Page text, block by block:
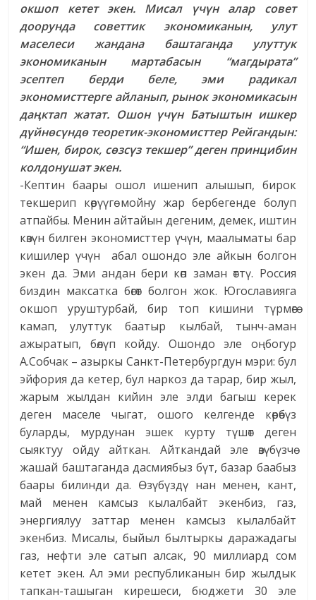
окшоп кетет экен. Мисал үчүн алар совет
доорунда советтик экономиканын, улут
маселеси жандана баштаганда улуттук
экономиканын мартабасын “магдырата”
эсептеп берди беле, эми радикал
экономисттерге айланып, рынок экономикасын
даңктап жатат. Ошон үчүн Батыштын ишкер
дүйнөсүндө теоретик-экономисттер Рейгандын:
“Ишен, бирок, сөзсүз текшер” деген принцибин
колдонушат экен.
-Кептин баары ошол ишенип алышып, бирок
текшерип көрүүгө мойну жар бербегенде болуп
атпайбы. Менин айтайын дегеним, демек, иштин
көзүн билген экономисттер үчүн, маалыматы бар
кишилер үчүн абал ошондо эле айкын болгон
экен да. Эми андан бери көп заман өттү. Россия
биздин максатка бөгөт болгон жок. Югославияга
окшоп уруштурбай, бир топ кишини түрмөгө
камап, улуттук баатыр кылбай, тынч-аман
ажыратып, бөлүп койду. Ошондо эле оңбогур
А.Собчак – азыркы Санкт-Петербургдун мэри: бул
эйфория да кетер, бул наркоз да тарар, бир жыл,
жарым жылдан кийин эле элди багыш керек
деген маселе чыгат, ошого келгенде көрөбүз
буларды, мурдунан эшек курту түшөт деген
сыяктуу ойду айткан. Айткандай эле өзүбүзчө
жашай баштаганда дасмиябыз бүт, базар баабыз
баары билинди да. Өзүбүздү нан менен, кант,
май менен камсыз кылалбайт экенбиз, газ,
энергиялуу заттар менен камсыз кылалбайт
экенбиз. Мисалы, быйыл былтыркы даражадагы
газ, нефти эле сатып алсак, 90 миллиард сом
кетет экен. Ал эми республиканын бир жылдык
тапкан-ташыган кирешеси, бюджети 30 эле